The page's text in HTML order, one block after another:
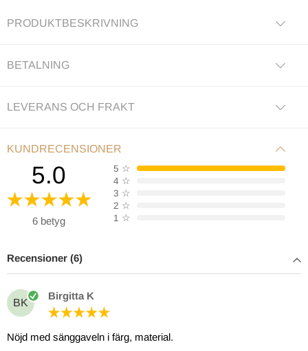
PRODUKTBESKRIVNING
BETALNING
LEVERANS OCH FRAKT
KUNDRECENSIONER
5.0
6 betyg
5 ☆
4 ☆
3 ☆
2 ☆
1 ☆
Recensioner (6)
BK
Birgitta K
Nöjd med sänggaveln i färg, material.